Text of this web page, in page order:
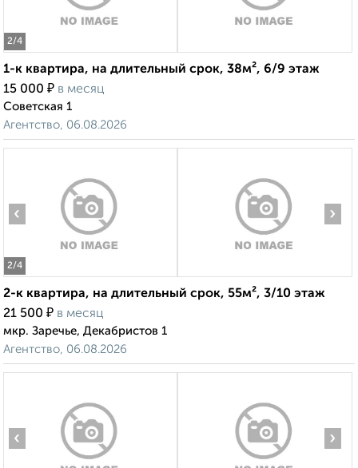
2/4
1-к квартира, на длительный срок, 38м², 6/9 этаж
15 000 ₽ в месяц
Советская 1
Агентство, 06.08.2026
2/4
‹ ›
2-к квартира, на длительный срок, 55м², 3/10 этаж
21 500 ₽ в месяц
мкр. Заречье, Декабристов 1
Агентство, 06.08.2026
‹ ›